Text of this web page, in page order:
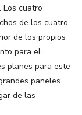
cuatro
de los cuatro
de los propios
para el
planes para este
paneles
de las